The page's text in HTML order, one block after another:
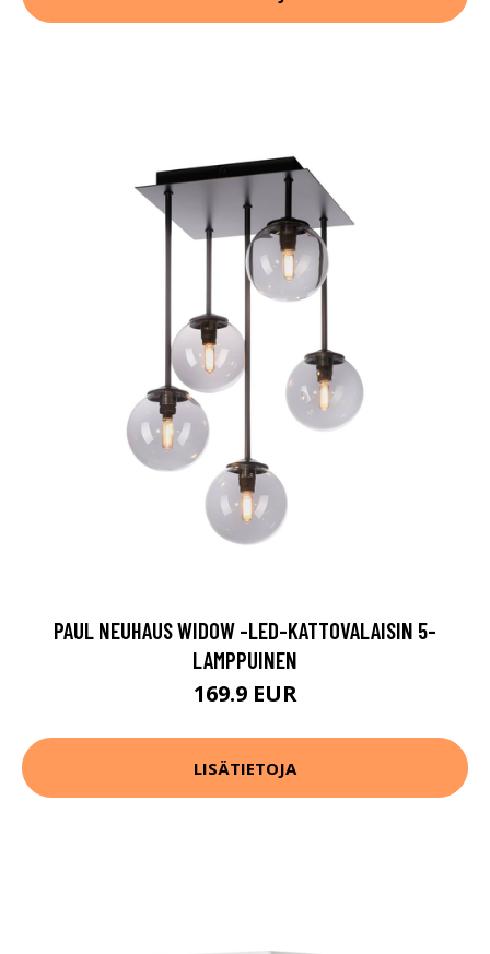
PAUL NEUHAUS WIDOW -LED-KATTOVALAISIN 5-
LAMPPUINEN
169.9 EUR
LISÄTIETOJA